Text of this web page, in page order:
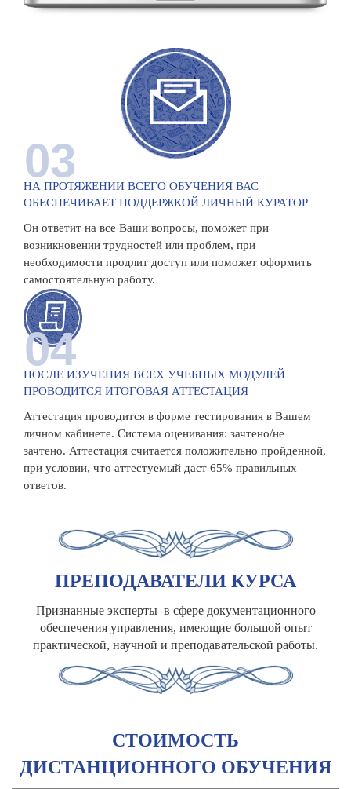
03
НА ПРОТЯЖЕНИИ ВСЕГО ОБУЧЕНИЯ ВАС
ОБЕСПЕЧИВАЕТ ПОДДЕРЖКОЙ ЛИЧНЫЙ КУРАТОР
Он ответит на все Ваши вопросы, поможет при
возникновении трудностей или проблем, при
необходимости продлит доступ или поможет оформить
самостоятельную работу.
04
ПОСЛЕ ИЗУЧЕНИЯ ВСЕХ УЧЕБНЫХ МОДУЛЕЙ
ПРОВОДИТСЯ ИТОГОВАЯ АТТЕСТАЦИЯ
Аттестация проводится в форме тестирования в Вашем
личном кабинете. Система оценивания: зачтено/не
зачтено. Аттестация считается положительно пройденной,
при условии, что аттестуемый даст 65% правильных
ответов.
ПРЕПОДАВАТЕЛИ КУРСА
Признанные эксперты в сфере документационного
обеспечения управления, имеющие большой опыт
практической, научной и преподавательской работы.
СТОИМОСТЬ
ДИСТАНЦИОННОГО ОБУЧЕНИЯ